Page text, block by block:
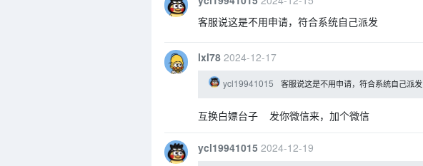
客服说这是不用申请，符合系统自己派发
lxl78 2024-12-17
ycl19941015 客服说这是不用申请，符合系统自己派发
互换白嫖台子 发你微信来，加个微信
ycl19941015 2024-12-19